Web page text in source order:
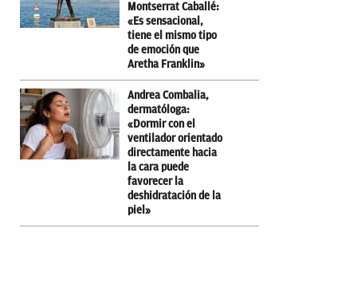
Montserrat Caballé:
«Es sensacional,
tiene el mismo tipo
de emoción que
Aretha Franklin»
Andrea Combalia,
dermatóloga:
«Dormir con el
ventilador orientado
directamente hacia
la cara puede
favorecer la
deshidratación de la
piel»